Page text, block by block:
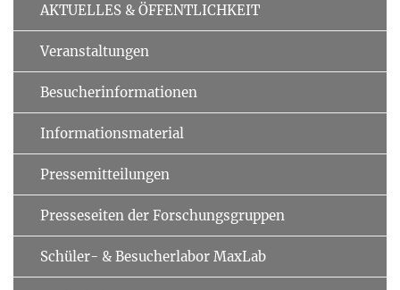
AKTUELLES & ÖFFENTLICHKEIT
Veranstaltungen
Besucherinformationen
Informationsmaterial
Pressemitteilungen
Presseseiten der Forschungsgruppen
Schüler- & Besucherlabor MaxLab